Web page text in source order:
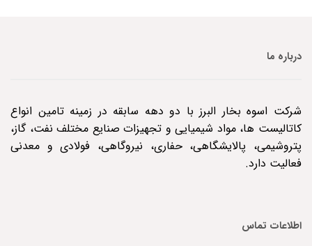
درباره ما
شرکت اسوه بخار البرز با دو دهه سابقه در زمینه تامین انواع
کاتالیست ها، مواد شیمیایی و تجهیزات صنایع مختلف نفت، گاز،
پتروشیمی، پالایشگاهی، حفاری، نیروگاهی، فولادی و معدنی
فعالیت دارد.
اطلاعات تماس